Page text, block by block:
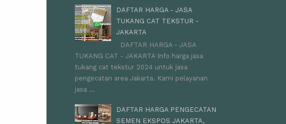
DAFTAR HARGA - JASA
TUKANG CAT TEKSTUR -
JAKARTA
DAFTAR HARGA - JASA
TUKANG CAT - JAKARTA Info harga jasa
tukang cat tekstur 2024 untuk jasa
pengecatan area Jakarta. Kami pelayanan
jasa ...
DAFTAR HARGA PENGECATAN
SEMEN EKSPOS JAKARTA,